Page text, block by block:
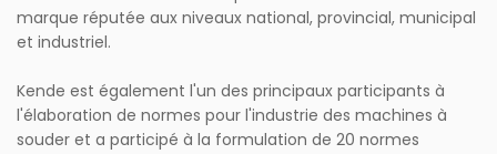
marque réputée aux niveaux national, provincial, municipal
et industriel.
Kende est également l'un des principaux participants à
l'élaboration de normes pour l'industrie des machines à
souder et a participé à la formulation de 20 normes